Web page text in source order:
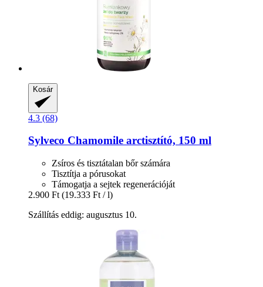
Kosár
4.3 (68)
Sylveco Chamomile arctisztító, 150 ml
Zsíros és tisztátalan bőr számára
Tisztítja a pórusokat
Támogatja a sejtek regenerációját
2.900 Ft (19.333 Ft / l)
Szállítás eddig: augusztus 10.